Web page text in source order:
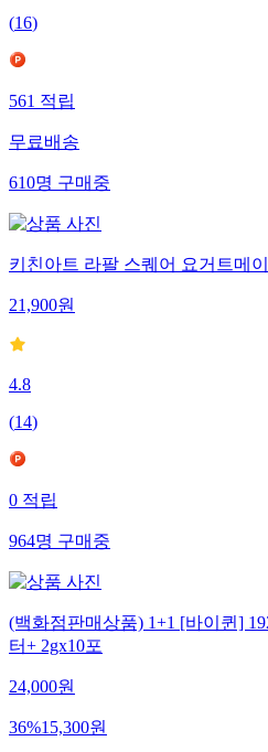
(16)
561적립
무료배송
610명구매중
키친아트 라팔 스퀘어 요거트메
21,900원
4.8
(14)
0적립
964명구매중
(백화점판매상품) 1+1 [바이퀸]
터+ 2gx10포
24,000원
36%15,300원